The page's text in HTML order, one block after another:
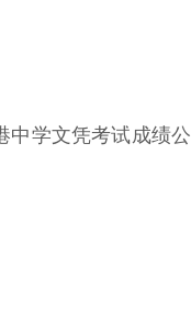
中学文凭考试成绩公